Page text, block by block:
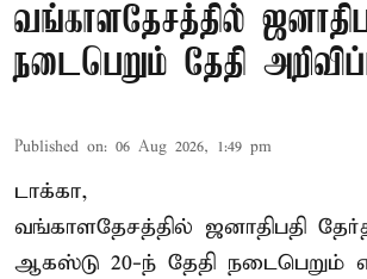
வங்காளதேசத்தில்
நடைபெறும் தேதி
Published on: 06 Aug 2026, 1:49 pm
டாக்கா,
வங்காளதேசத்தில் ஜனாதிபதி
ஆகஸ்டு 20-ந் தேதி நடைபெறும்